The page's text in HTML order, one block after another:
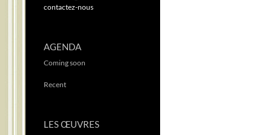
contactez-nous
AGENDA
Coming soon
Recent
LES ŒUVRES